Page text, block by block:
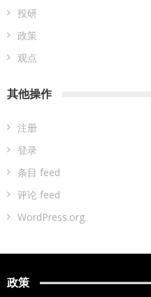
投研
政策
观点
其他操作
注册
登录
条目 feed
评论 feed
WordPress.org
政策